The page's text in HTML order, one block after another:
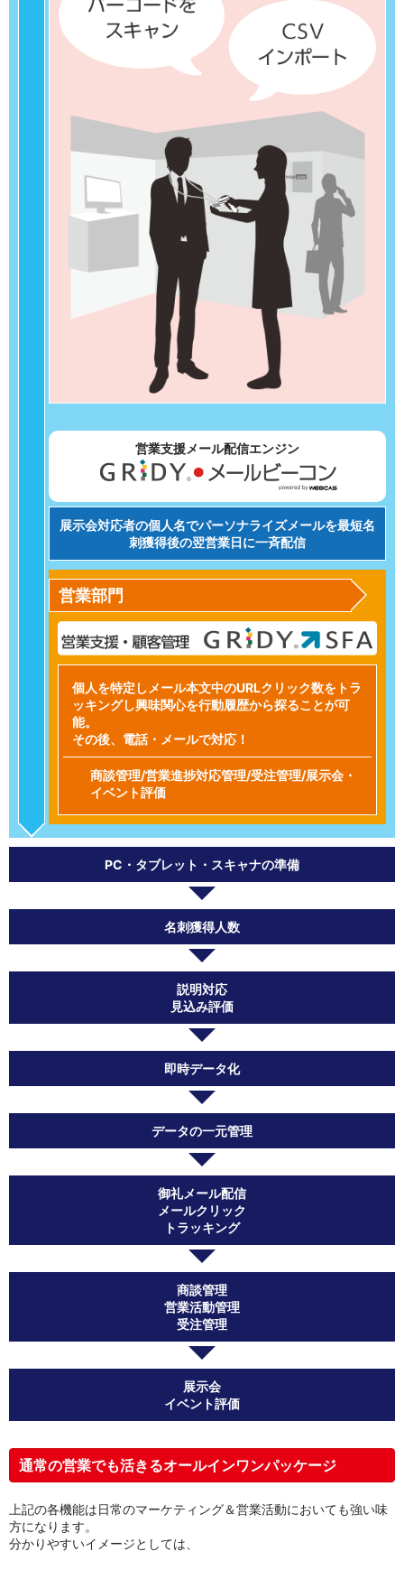
営業支援メール配信エンジン
展示会対応者の個人名でパーソナライズメールを最短名
刺獲得後の翌営業日に一斉配信
営業部門
個人を特定しメール本文中のURLクリック数をトラ
ッキングし興味関心を行動履歴から探ることが可
能。
その後、電話・メールで対応！
商談管理/営業進捗対応管理/受注管理/展示会・
イベント評価
PC・タブレット・スキャナの準備
名刺獲得人数
説明対応
見込み評価
即時データ化
データの一元管理
御礼メール配信
メールクリック
トラッキング
商談管理
営業活動管理
受注管理
展示会
イベント評価
通常の営業でも活きるオールインワンパッケージ
上記の各機能は日常のマーケティング＆営業活動においても強い味
方になります。
分かりやすいイメージとしては、